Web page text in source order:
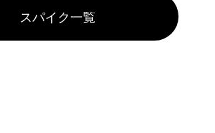
スパイク一覧